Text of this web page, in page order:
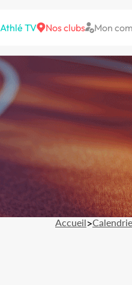
Athlé TV Nos clubs Mon
Accueil>